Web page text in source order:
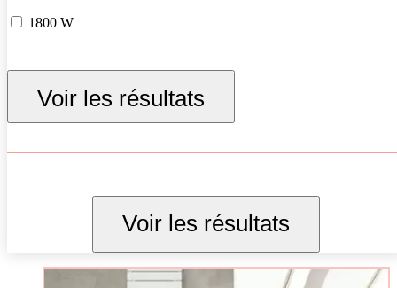
1800 W
Voir les résultats
Voir les résultats